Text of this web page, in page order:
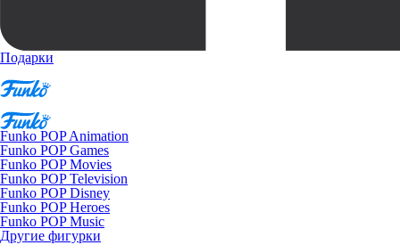
Подарки
Funko POP Animation
Funko POP Games
Funko POP Movies
Funko POP Television
Funko POP Disney
Funko POP Heroes
Funko POP Music
Другие фигурки